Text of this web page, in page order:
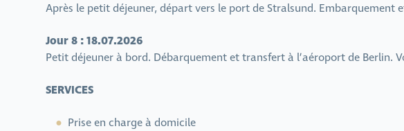
Après le petit déjeuner, départ vers le port de Stralsund. Embarquement
Jour 8 : 18.07.2026
Petit déjeuner à bord. Débarquement et transfert à l’aéroport de Berlin.
SERVICES
Prise en charge à domicile